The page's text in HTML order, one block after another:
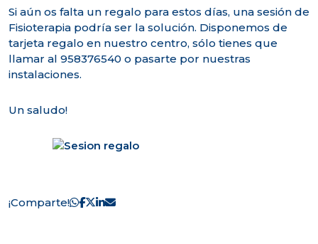
Si aún os falta un regalo para estos días, una sesión de
Fisioterapia podría ser la solución. Disponemos de
tarjeta regalo en nuestro centro, sólo tienes que
llamar al 958376540 o pasarte por nuestras
instalaciones.
Un saludo!
¡Comparte!